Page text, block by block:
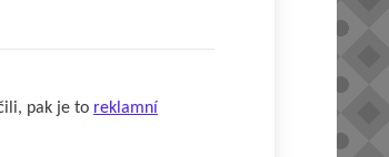
pak je to reklamní